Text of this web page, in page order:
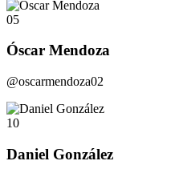
05
Óscar Mendoza
@oscarmendoza02
10
Daniel González